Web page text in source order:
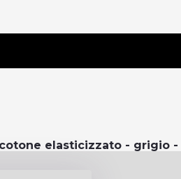
elasticizzato - grigio -